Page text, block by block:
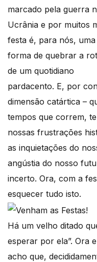
marcado pela guerra
Ucrânia e por muitos
festa é, para nós,
forma de quebrar a
de um quotidiano
pardacento. E, por
dimensão catártica –
tempos que correm,
nossas frustrações
as inquietações do
angústia do nosso
incerto. Ora, com a
esquecer tudo isto.
Há um velho ditado
esperar por ela”. Ora
acho que,